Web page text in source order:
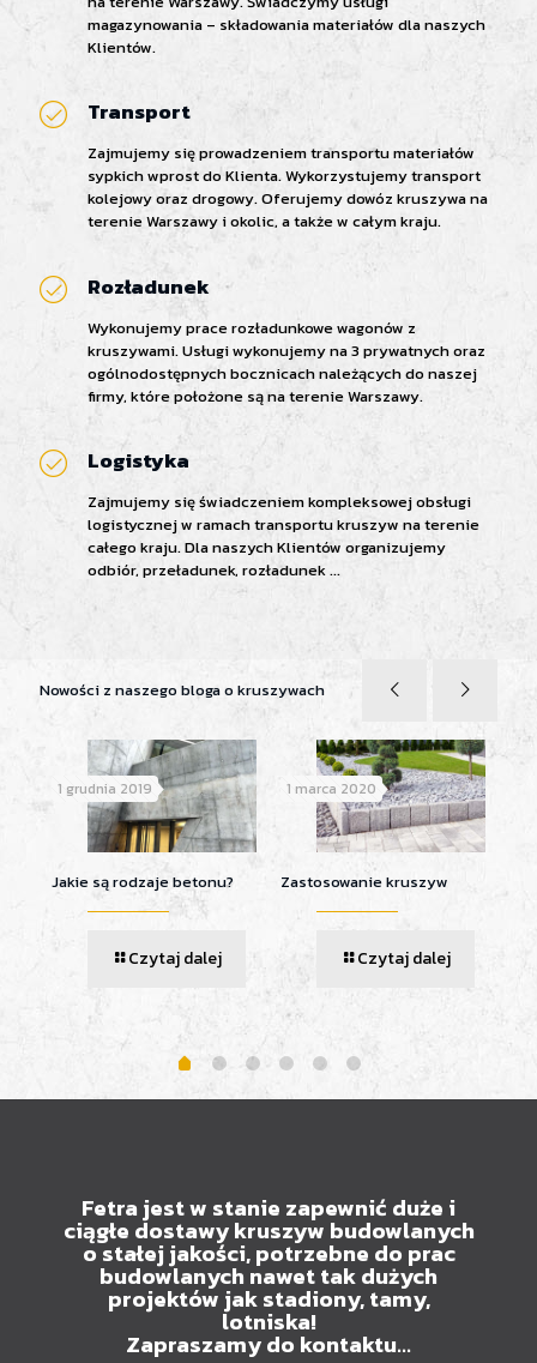
magazynowania – składowania materiałów dla naszych
Klientów.
Transport
Zajmujemy się prowadzeniem transportu materiałów
sypkich wprost do Klienta. Wykorzystujemy transport
kolejowy oraz drogowy. Oferujemy dowóz kruszywa na
terenie Warszawy i okolic, a także w całym kraju.
Rozładunek
Wykonujemy prace rozładunkowe wagonów z
kruszywami. Usługi wykonujemy na 3 prywatnych oraz
ogólnodostępnych bocznicach należących do naszej
firmy, które położone są na terenie Warszawy.
Logistyka
Zajmujemy się świadczeniem kompleksowej obsługi
logistycznej w ramach transportu kruszyw na terenie
całego kraju. Dla naszych Klientów organizujemy
odbiór, przeładunek, rozładunek ...
Nowości z naszego bloga o kruszywach
1 grudnia 2019
Jakie są rodzaje betonu?
Czytaj dalej
1 marca 2020
Zastosowanie kruszyw
Czytaj dalej
Fetra jest w stanie zapewnić duże i
ciągłe dostawy kruszyw budowlanych
o stałej jakości, potrzebne do prac
budowlanych nawet tak dużych
projektów jak stadiony, tamy,
lotniska!
Zapraszamy do kontaktu...